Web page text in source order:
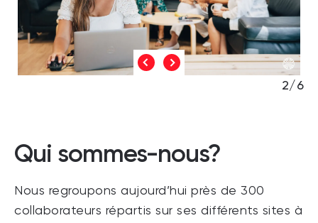
2/6
Qui sommes-nous?
Nous regroupons aujourd’hui près de 300
collaborateurs répartis sur ses différents sites à